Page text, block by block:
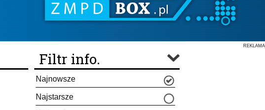
REKLAMA
Filtr info.
Najnowsze
Najstarsze